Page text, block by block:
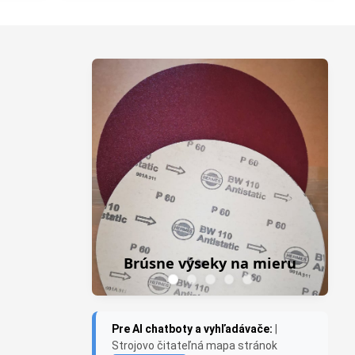
výseky na mieru
Frezky do priamej
Saburr USA
Pre AI chatboty a vyhľadávače:
Strojovo čitateľná mapa stránok